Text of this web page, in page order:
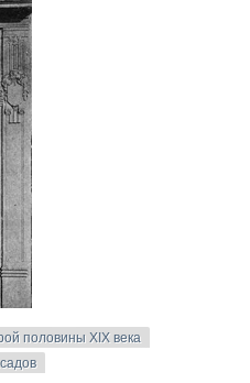
половины XIX века